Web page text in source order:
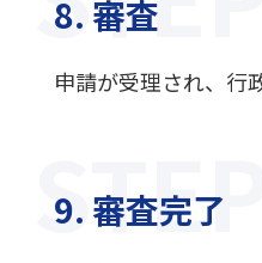
8. 審査
申請が受理され、行
STEP
9. 審査完了